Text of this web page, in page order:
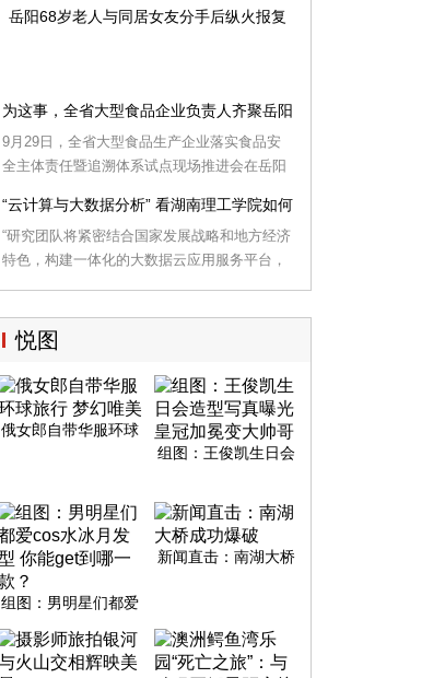
岳阳68岁老人与同居女友分手后纵火报复
为这事，全省大型食品企业负责人齐聚岳阳
9月29日，全省大型食品生产企业落实食品安
全主体责任暨追溯体系试点现场推进会在岳阳
长李为出席，来自全省68名大型食品生产企业
负责人参会。
“云计算与大数据分析” 看湖南理工学院如何“智慧建设”大岳阳
“研究团队将紧密结合国家发展战略和地方经济
特色，构建一体化的大数据云应用服务平台，
室主任胡文静教授告诉记者。记者了解到，依
托湖南理工学院计算机学院组建的岳阳市“云计
算与大数据分析”重点实验室正式获得批准。
悦图
俄女郎自带华服环球
组图：王俊凯生日会
组图：男明星们都爱
get到哪一款？
新闻直击：南湖大桥